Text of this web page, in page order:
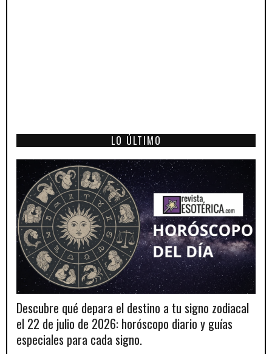
LO ÚLTIMO
Descubre qué depara el destino a tu signo zodiacal
el 22 de julio de 2026: horóscopo diario y guías
especiales para cada signo.